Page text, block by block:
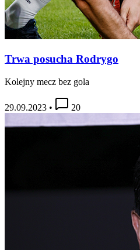
Trwa posucha Rodrygo
Kolejny mecz bez gola
29.09.2023 • 20